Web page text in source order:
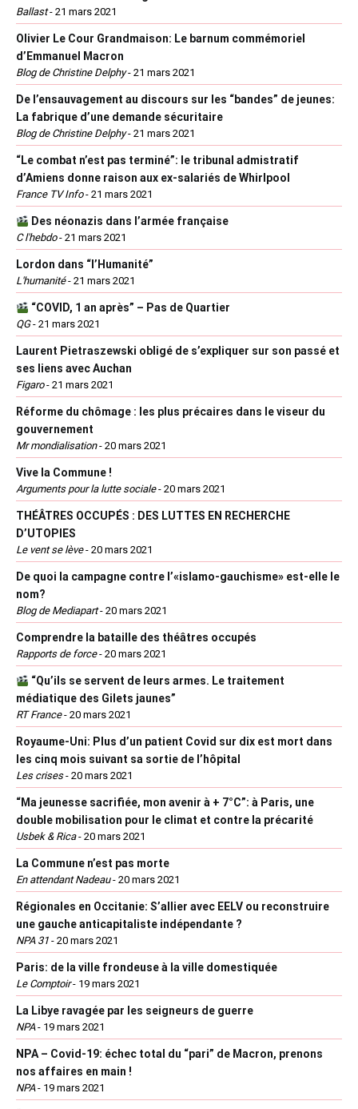
Ballast- 21 mars 2021
Olivier Le Cour Grandmaison: Le barnum commémoriel
d’Emmanuel Macron
Blog de Christine Delphy- 21 mars 2021
De l’ensauvagement au discours sur les “bandes” de jeunes:
La fabrique d’une demande sécuritaire
Blog de Christine Delphy- 21 mars 2021
“Le combat n’est pas terminé”: le tribunal admistratif
d’Amiens donne raison aux ex-salariés de Whirlpool
France TV Info- 21 mars 2021
Des néonazis dans l’armée française
C l'hebdo- 21 mars 2021
Lordon dans “l’Humanité”
L'humanité- 21 mars 2021
“COVID, 1 an après” – Pas de Quartier
QG- 21 mars 2021
Laurent Pietraszewski obligé de s’expliquer sur son passé et
ses liens avec Auchan
Figaro- 21 mars 2021
Réforme du chômage : les plus précaires dans le viseur du
gouvernement
Mr mondialisation- 20 mars 2021
Vive la Commune !
Arguments pour la lutte sociale- 20 mars 2021
THÉÂTRES OCCUPÉS : DES LUTTES EN RECHERCHE
D’UTOPIES
Le vent se lève- 20 mars 2021
De quoi la campagne contre l’«islamo-gauchisme» est-elle le
nom?
Blog de Mediapart- 20 mars 2021
Comprendre la bataille des théâtres occupés
Rapports de force- 20 mars 2021
“Qu’ils se servent de leurs armes. Le traitement
médiatique des Gilets jaunes”
RT France- 20 mars 2021
Royaume-Uni: Plus d’un patient Covid sur dix est mort dans
les cinq mois suivant sa sortie de l’hôpital
Les crises- 20 mars 2021
“Ma jeunesse sacrifiée, mon avenir à + 7°C”: à Paris, une
double mobilisation pour le climat et contre la précarité
Usbek & Rica- 20 mars 2021
La Commune n’est pas morte
En attendant Nadeau- 20 mars 2021
Régionales en Occitanie: S’allier avec EELV ou reconstruire
une gauche anticapitaliste indépendante ?
NPA 31 - 20 mars 2021
Paris: de la ville frondeuse à la ville domestiquée
Le Comptoir- 19 mars 2021
La Libye ravagée par les seigneurs de guerre
NPA- 19 mars 2021
NPA – Covid-19: échec total du “pari” de Macron, prenons
nos affaires en main !
NPA- 19 mars 2021